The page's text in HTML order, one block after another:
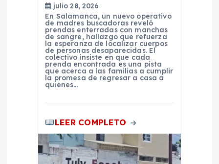
julio 28, 2026
En Salamanca, un nuevo operativo
de madres buscadoras reveló
prendas enterradas con manchas
de sangre, hallazgo que refuerza
la esperanza de localizar cuerpos
de personas desaparecidas. El
colectivo insiste en que cada
prenda encontrada es una pista
que acerca a las familias a cumplir
la promesa de regresar a casa a
quienes…
LEER COMPLETO